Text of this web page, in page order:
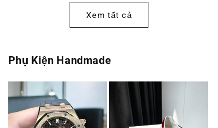
thường
Xem tất cả
Phụ Kiện Handmade